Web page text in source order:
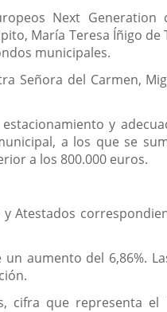
Next Generation
María Teresa Íñigo de
municipales.
Señora del Carmen,
y
a los que se
a los 800.000 euros.
Atestados
aumento del 6,86%.
cifra que representa el